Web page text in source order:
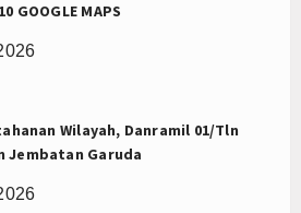
GOOGLE MAPS
Wilayah, Danramil 01/Tln
Jembatan Garuda